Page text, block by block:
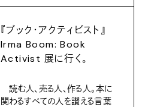
『ブック・アクティビスト』
Irma Boom: Book
Activist 展に行く。
読む人、売る人、作る人。本に
関わるすべての人を讃える言葉